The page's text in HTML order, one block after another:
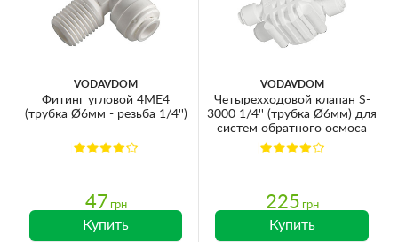
VODAVDOM
Фитинг угловой 4ME4
(трубка Ø6мм - резьба 1/4'')
47 грн
Купить
VODAVDOM
Четырехходовой клапан S-
3000 1/4'' (трубка Ø6мм) для
систем обратного осмоса
225 грн
Купить